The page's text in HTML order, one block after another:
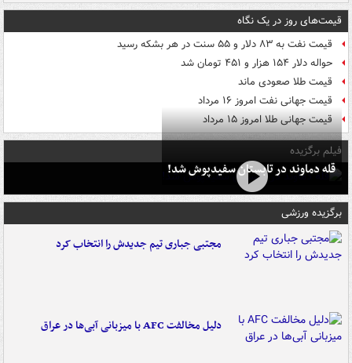
قیمت‌های روز در یک نگاه
قیمت نفت به ۸۳ دلار و ۵۵ سنت در هر بشکه رسید
حواله دلار ۱۵۴ هزار و ۴۵۱ تومان شد
قیمت طلا صعودی ماند
قیمت جهانی نفت امروز ۱۶ مرداد
قیمت جهانی طلا امروز ۱۵ مرداد
فیلم برگزیده
قله دماوند در تابستان سفیدپوش شد!
برگزیده ورزشی
مجتبی جباری تیم جدیدش را انتخاب کرد
دلیل مخالفت AFC با میزبانی آبی‌ها در عراق